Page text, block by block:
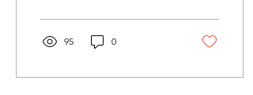
とっておきの場所を用意し
ていたんです！ それがこ
こ！清光院さん！！ ダイロ
秒。...
95 0